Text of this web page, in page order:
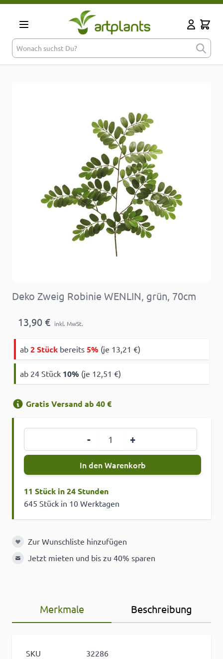
Zum Inhalt springen
Cart
Deko Zweig Robinie WENLIN, grün, 70cm
13,90 € inkl. MwSt.
ab 2 Stück bereits 5% (je 13,21 €)
ab 24 Stück 10% (je 12,51 €)
Gratis Versand ab 40 €
- +
In den Warenkorb
11 Stück in 24 Stunden
645 Stück in 10 Werktagen
Zur Wunschliste hinzufügen
Zur Wunschliste hinzufügen
Jetzt mieten und bis zu 40% sparen
Merkmale Beschreibung
SKU
32286